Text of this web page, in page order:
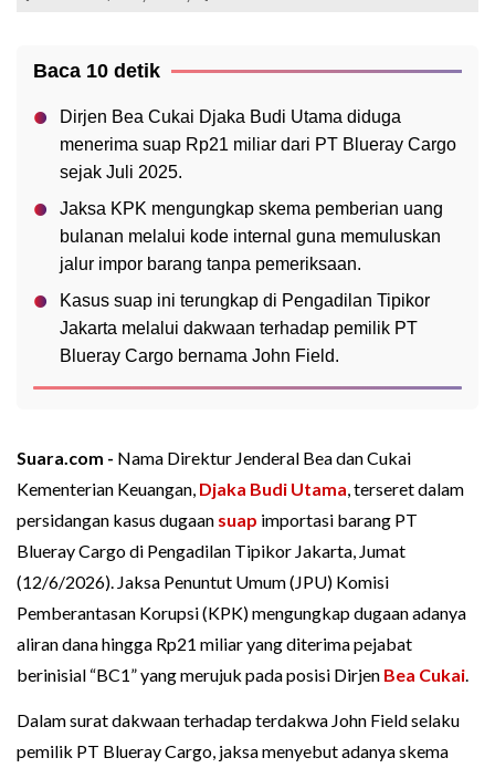
Baca 10 detik
Dirjen Bea Cukai Djaka Budi Utama diduga
menerima suap Rp21 miliar dari PT Blueray Cargo
sejak Juli 2025.
Jaksa KPK mengungkap skema pemberian uang
bulanan melalui kode internal guna memuluskan
jalur impor barang tanpa pemeriksaan.
Kasus suap ini terungkap di Pengadilan Tipikor
Jakarta melalui dakwaan terhadap pemilik PT
Blueray Cargo bernama John Field.
Suara.com - Nama Direktur Jenderal Bea dan Cukai
Kementerian Keuangan, Djaka Budi Utama, terseret dalam
persidangan kasus dugaan suap importasi barang PT
Blueray Cargo di Pengadilan Tipikor Jakarta, Jumat
(12/6/2026). Jaksa Penuntut Umum (JPU) Komisi
Pemberantasan Korupsi (KPK) mengungkap dugaan adanya
aliran dana hingga Rp21 miliar yang diterima pejabat
berinisial “BC1” yang merujuk pada posisi Dirjen Bea Cukai.
Dalam surat dakwaan terhadap terdakwa John Field selaku
pemilik PT Blueray Cargo, jaksa menyebut adanya skema